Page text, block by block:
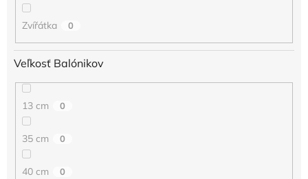
Zvířátka 0
Veľkosť Balónikov
13 cm 0
35 cm 0
40 cm 0